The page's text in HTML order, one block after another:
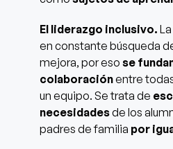
El liderazgo inclusivo.
en constante búsqueda
mejora, por eso se
colaboraciónentre
un equipo. Se trata de
necesidadesde los
padres de familia por